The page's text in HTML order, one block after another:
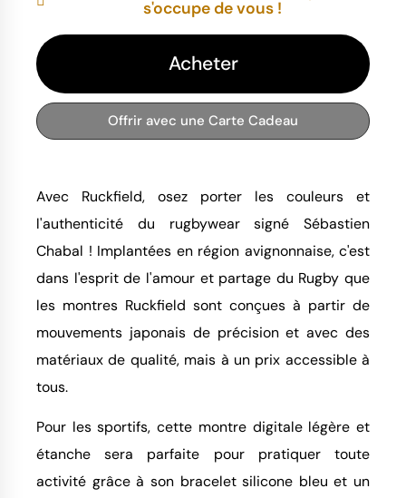
s'occupe de vous !
Acheter
Offrir avec une Carte Cadeau
Avec Ruckfield, osez porter les couleurs et
l'authenticité du rugbywear signé Sébastien
Chabal ! Implantées en région avignonnaise, c'est
dans l'esprit de l'amour et partage du Rugby que
les montres Ruckfield sont conçues à partir de
mouvements japonais de précision et avec des
matériaux de qualité, mais à un prix accessible à
tous.
Pour les sportifs, cette montre digitale légère et
étanche sera parfaite pour pratiquer toute
activité grâce à son bracelet silicone bleu et un